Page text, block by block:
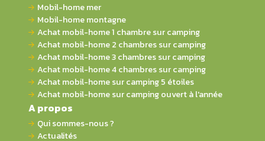
Mobil-home mer
Mobil-home montagne
Achat mobil-home 1 chambre sur camping
Achat mobil-home 2 chambres sur camping
Achat mobil-home 3 chambres sur camping
Achat mobil-home 4 chambres sur camping
Achat mobil-home sur camping 5 étoiles
Achat mobil-home sur camping ouvert à l'année
A propos
Qui sommes-nous ?
Actualités